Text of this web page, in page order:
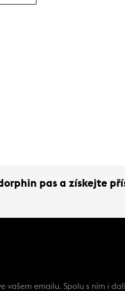
pas a získejte
vašem emailu. Spolu s ním i